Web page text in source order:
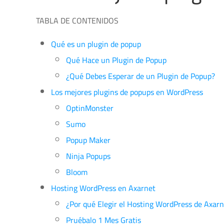
TABLA DE CONTENIDOS
Qué es un plugin de popup
Qué Hace un Plugin de Popup
¿Qué Debes Esperar de un Plugin de Popup?
Los mejores plugins de popups en WordPress
OptinMonster
Sumo
Popup Maker
Ninja Popups
Bloom
Hosting WordPress en Axarnet
¿Por qué Elegir el Hosting WordPress de
Pruébalo 1 Mes Gratis